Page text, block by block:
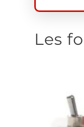
Les